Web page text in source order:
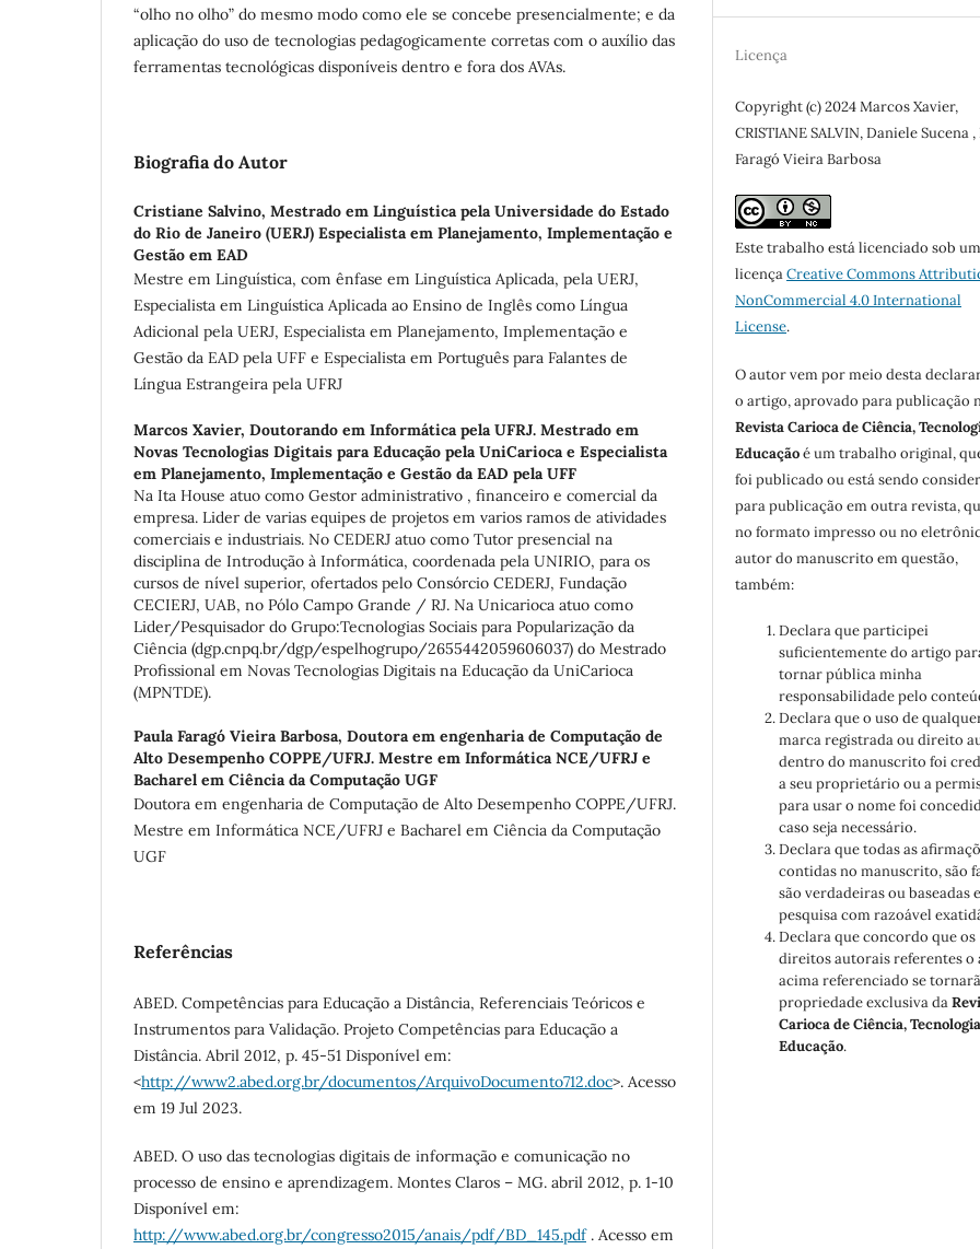
“olho no olho” do mesmo modo como ele se concebe presencialmente; e da
aplicação do uso de tecnologias pedagogicamente corretas com o auxílio das
ferramentas tecnológicas disponíveis dentro e fora dos AVAs.
Biografia do Autor
Cristiane Salvino, Mestrado em Linguística pela Universidade do Estado
do Rio de Janeiro (UERJ) Especialista em Planejamento, Implementação e
Gestão em EAD
Mestre em Linguística, com ênfase em Linguística Aplicada, pela UERJ,
Especialista em Linguística Aplicada ao Ensino de Inglês como Língua
Adicional pela UERJ, Especialista em Planejamento, Implementação e
Gestão da EAD pela UFF e Especialista em Português para Falantes de
Língua Estrangeira pela UFRJ
Marcos Xavier, Doutorando em Informática pela UFRJ. Mestrado em
Novas Tecnologias Digitais para Educação pela UniCarioca e Especialista
em Planejamento, Implementação e Gestão da EAD pela UFF
Na Ita House atuo como Gestor administrativo , financeiro e comercial da
empresa. Lider de varias equipes de projetos em varios ramos de atividades
comerciais e industriais. No CEDERJ atuo como Tutor presencial na
disciplina de Introdução à Informática, coordenada pela UNIRIO, para os
cursos de nível superior, ofertados pelo Consórcio CEDERJ, Fundação
CECIERJ, UAB, no Pólo Campo Grande / RJ. Na Unicarioca atuo como
Lider/Pesquisador do Grupo:Tecnologias Sociais para Popularização da
Ciência (dgp.cnpq.br/dgp/espelhogrupo/2655442059606037) do Mestrado
Profissional em Novas Tecnologias Digitais na Educação da UniCarioca
(MPNTDE).
Paula Faragó Vieira Barbosa, Doutora em engenharia de Computação de
Alto Desempenho COPPE/UFRJ. Mestre em Informática NCE/UFRJ e
Bacharel em Ciência da Computação UGF
Doutora em engenharia de Computação de Alto Desempenho COPPE/UFRJ.
Mestre em Informática NCE/UFRJ e Bacharel em Ciência da Computação
UGF
Referências
ABED. Competências para Educação a Distância, Referenciais Teóricos e
Instrumentos para Validação. Projeto Competências para Educação a
Distância. Abril 2012, p. 45-51 Disponível em:
<http://www2.abed.org.br/documentos/ArquivoDocumento712.doc>. Acesso
em 19 Jul 2023.
ABED. O uso das tecnologias digitais de informação e comunicação no
processo de ensino e aprendizagem. Montes Claros – MG. abril 2012, p. 1-10
Disponível em:
http://www.abed.org.br/congresso2015/anais/pdf/BD_145.pdf. Acesso em
Licença
Copyright (c) 2024 Marcos Xavier,
CRISTIANE SALVIN, Daniele Sucena
Faragó Vieira Barbosa
Este trabalho está licenciado sob
licençaCreative Commons
NonCommercial 4.0 International
License.
O autor vem por meio desta
o artigo, aprovado para publicação
Revista Carioca de Ciência,
Educaçãoé um trabalho original,
foi publicado ou está sendo
para publicação em outra revista,
no formato impresso ou no
autor do manuscrito em questão,
também:
Declara que participei
suficientemente do artigo
tornar pública minha
responsabilidade pelo
Declara que o uso de
marca registrada ou direito
dentro do manuscrito foi
a seu proprietário ou a
para usar o nome foi
caso seja necessário.
Declara que todas as
contidas no manuscrito, são
são verdadeiras ou baseadas
pesquisa com razoável
Declara que concordo que os
direitos autorais referentes o
acima referenciado se
propriedade exclusiva da
Carioca de Ciência,
Educação.